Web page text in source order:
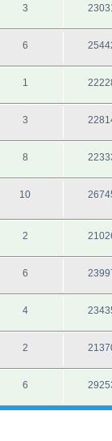
3
6
1
3
8
10
2
6
4
2
6